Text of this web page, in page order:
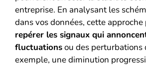
entreprise. En analysant les
dans vos données, cette
repérer les signaux qui
fluctuationsou des perturbations
exemple, une diminution